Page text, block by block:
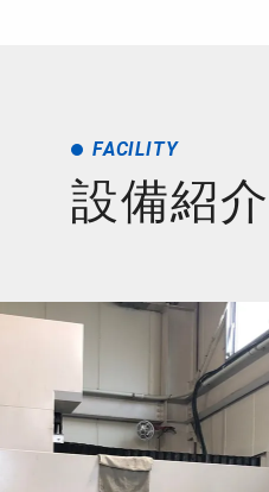
FACILITY
設備紹介